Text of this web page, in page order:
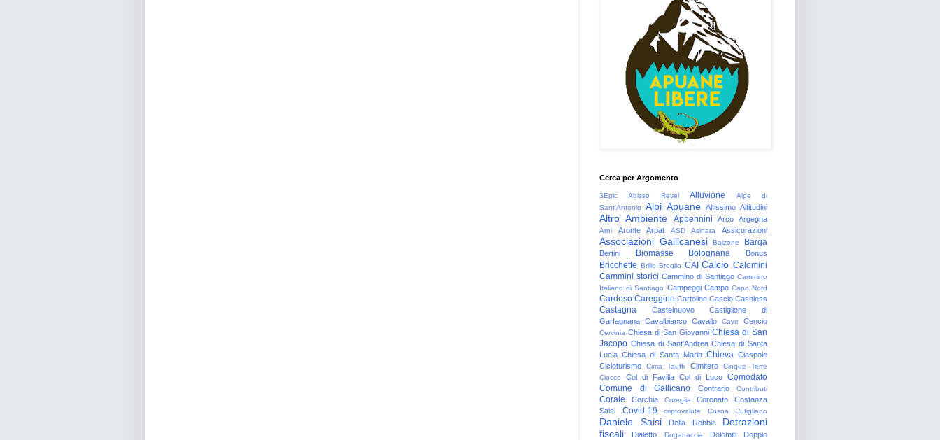
Cerca per Argomento
3Epic Abisso Revel Alluvione
Alpe di
Sant'Antonio
Alpi Apuane Altissimo Altitudini
Altro Ambiente Appennini Arco Argegna
Arni Aronte Arpat ASD Asinara Assicurazioni
Associazioni Gallicanesi Balzone Barga
Bertini Biomasse Bolognana Bonus
Bricchette Brillo Broglio CAI Calcio Calomini
Cammini storici Cammino di Santiago Cammino
Italiano di Santiago Campeggi Campo Capo Nord
Cardoso Careggine Cartoline Cascio Cashless
Castagna Castelnuovo
Castiglione di
Garfagnana Cavalbianco Cavallo Cave Cencio
Cervinia Chiesa di San Giovanni Chiesa di San
Jacopo Chiesa di Sant'Andrea Chiesa di Santa
Lucia Chiesa di Santa Maria Chieva Ciaspole
Cicloturismo
Cima Tauffi Cimitero
Cinque Terre
Ciocco
Col di Favilla Col di Luco Comodato
Comune di Gallicano
Contrario Contributi
Corale Corchia Coreglia Coronato
Costanza
Saisi
Covid-19 criptovalute Cusna Cutigliano
Daniele Saisi Della Robbia
Detrazioni
fiscali
Dialetto Doganaccia Dolomiti
Doppio